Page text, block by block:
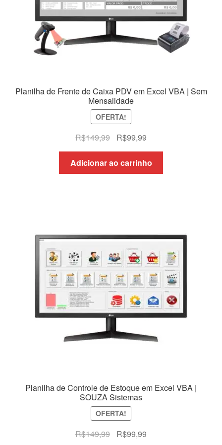
Planilha de Frente de Caixa PDV em Excel VBA | Sem
Mensalidade
OFERTA!
R$149,99
O
preço
original
era:
R$99,99
preço
atual
é:
Adicionar ao carrinho
Planilha de Controle de Estoque em Excel VBA |
SOUZA Sistemas
OFERTA!
R$149,99
OR$99,99